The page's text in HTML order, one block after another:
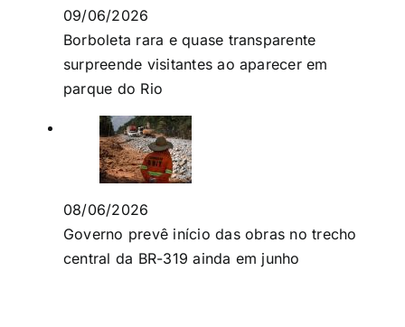
09/06/2026
Borboleta rara e quase transparente
surpreende visitantes ao aparecer em
parque do Rio
08/06/2026
Governo prevê início das obras no trecho
central da BR-319 ainda em junho